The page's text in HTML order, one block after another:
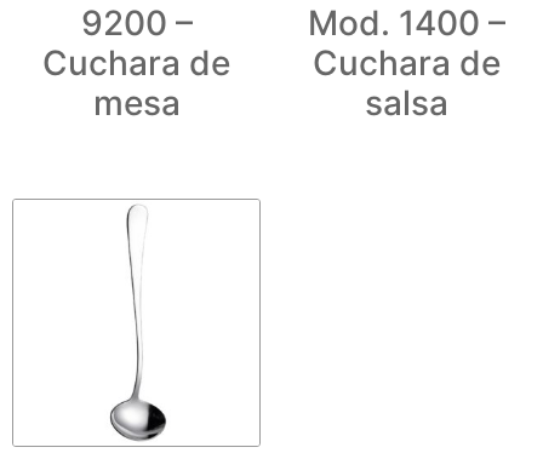
9200 –
Cuchara de
mesa
Mod. 1400 –
Cuchara de
salsa